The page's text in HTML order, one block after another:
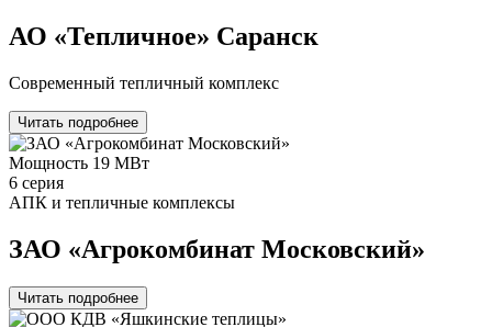
АО «Тепличное» Саранск
Современный тепличный комплекс
Читать подробнее
Мощность 19 МВт
6 серия
АПК и тепличные комплексы
ЗАО «Агрокомбинат Московский»
Читать подробнее